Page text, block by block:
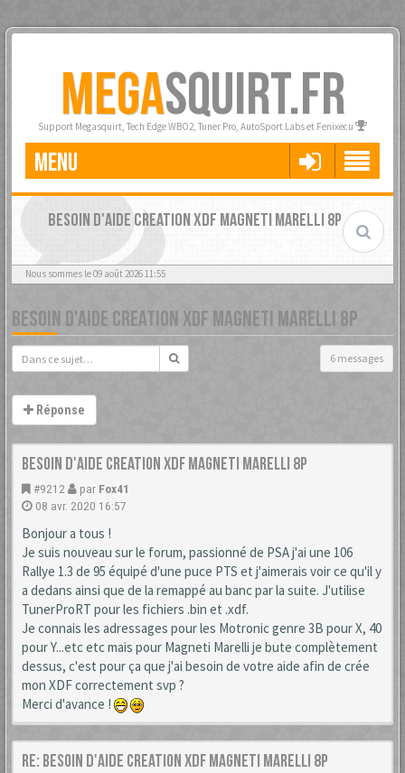
MEGASQUIRT.FR
Support Megasquirt, Tech Edge WBO2, Tuner Pro, AutoSport Labs et Fenixecu
MENU
BESOIN D'AIDE CREATION XDF MAGNETI MARELLI 8P
Nous sommes le 09 août 2026 11:55
BESOIN D'AIDE CREATION XDF MAGNETI MARELLI 8P
6 messages
Réponse
Besoin d'aide creation XDF Magneti Marelli 8P
#9212 par Fox41
08 avr. 2020 16:57
Bonjour a tous !
Je suis nouveau sur le forum, passionné de PSA j'ai une 106
Rallye 1.3 de 95 équipé d'une puce PTS et j'aimerais voir ce qu'il y
a dedans ainsi que de la remappé au banc par la suite. J'utilise
TunerProRT pour les fichiers .bin et .xdf.
Je connais les adressages pour les Motronic genre 3B pour X, 40
pour Y...etc etc mais pour Magneti Marelli je bute complètement
dessus, c'est pour ça que j'ai besoin de votre aide afin de crée
mon XDF correctement svp ?
Merci d'avance !
Re: Besoin d'aide creation XDF Magneti Marelli 8P